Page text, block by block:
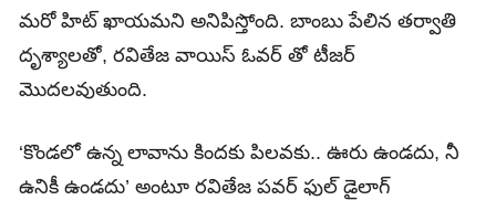
మరో హిట్ ఖాయమని అనిపిస్తోంది. బాంబు పేలిన తర్వాతి
దృశ్యాలతో, రవితేజ వాయిస్ ఓవర్ తో టీజర్
మొదలవుతుంది.
‘కొండలో ఉన్న లావాను కిందకు పిలవకు.. ఊరు ఉండదు, నీ
ఉనికీ ఉండదు’ అంటూ రవితేజ పవర్ ఫుల్ డైలాగ్